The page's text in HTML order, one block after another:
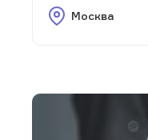
Москва